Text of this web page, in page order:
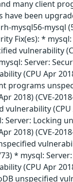
many client
have been
mysql56-mysql
Fix(es): *
vulnerability
Server:
(CPU Apr
programs
2018) (CVE-
(CPU
Server: Locking
2018) (CVE-
* mysql:
(CPU Apr
unspecified